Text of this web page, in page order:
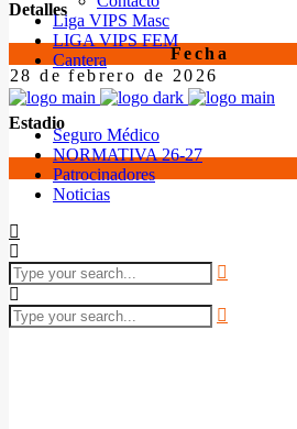
Liga VIPS Masc
LIGA VIPS FEM
Cantera
Seguro Médico
NORMATIVA 26-27
Patrocinadores
Noticias
Detalles
Fecha
28 de febrero de 2026
Estadio